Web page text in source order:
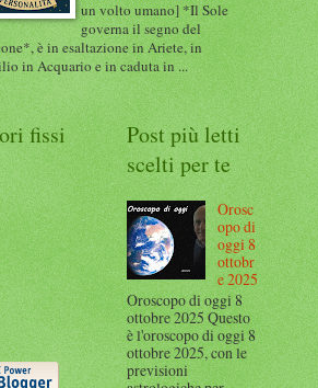
un volto umano] *Il Sole
governa il segno del
è in esaltazione in Ariete, in
in Acquario e in caduta in ...
fissi
Post più letti
scelti per te
Orosc
opo di
oggi 8
ottobr
e 2025
Oroscopo di oggi 8
ottobre 2025 Questo
è l'oroscopo di oggi 8
ottobre 2025, con le
previsioni